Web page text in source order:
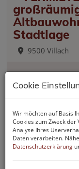
Stadtlage
9500 Villach
Cookie
Wir möchten auf Basis
Cookies zum Zweck
Analyse Ihres
Daten verarbeiten.
Datenschutzerklärung